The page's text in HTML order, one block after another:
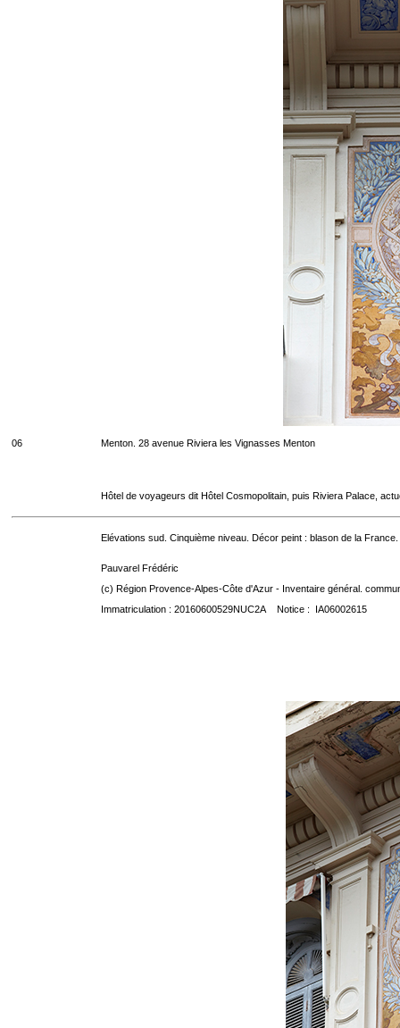
06 Menton. 28 avenue Riviera les Vignasses Menton
Hôtel de voyageurs dit Hôtel Cosmopolitain, puis Riviera Palace,
Elévations sud. Cinquième niveau. Décor peint : blason de la France.
Pauvarel Frédéric
(c) Région Provence-Alpes-Côte d'Azur - Inventaire général.
Immatriculation : 20160600529NUC2A Notice : IA06002615